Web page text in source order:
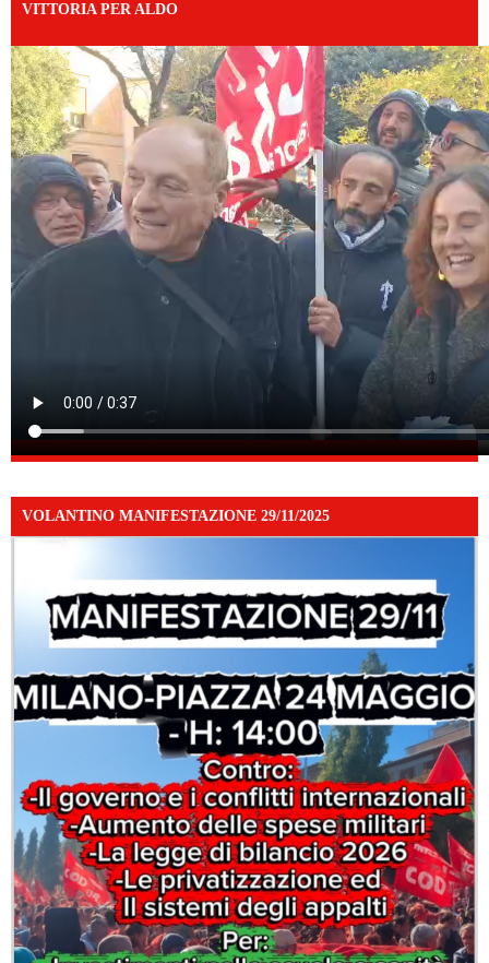
VITTORIA PER ALDO
VOLANTINO MANIFESTAZIONE 29/11/2025